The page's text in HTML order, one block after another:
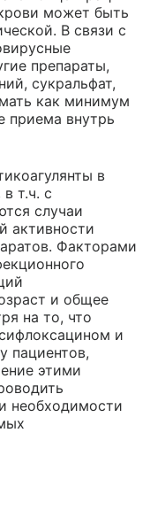
может быть
В связи с
препараты,
сукральфат,
как минимум
приема внутрь
в
т.ч. с
случаи
активности
Факторами
и общее
на то, что
и
пациентов,
этими
необходимости